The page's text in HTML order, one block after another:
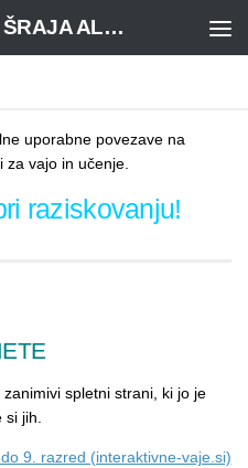
UČILNICE - OŠ TONETA ŠRAJA ALJOŠE, NOVA VAS
uporabne povezave na
vajo in učenje.
raziskovanju!
spletni strani, ki jo je
jih.
9. razred (interaktivne-vaje.si)